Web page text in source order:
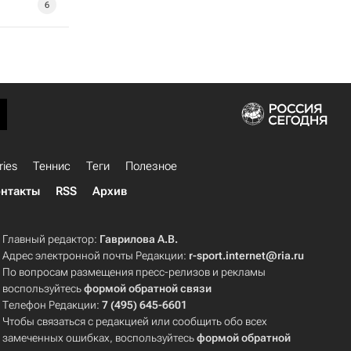
6
Теннис Теги
Полезное
RSS Архив
Главный редактор: Гаврилова А.В.
Адрес электронной почты Редакции: r-sport.internet@ria.ru
По вопросам размещения пресс-релизов и рекламы
воспользуйтесьформой обратной связи
Телефон Редакции:7 (495) 645-6601
Чтобы связаться с редакцией или сообщить обо всех
замеченных ошибках, воспользуйтесьформой обратной